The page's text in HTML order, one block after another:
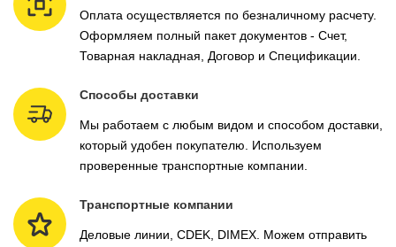
Оплата осуществляется по безналичному расчету.
Оформляем полный пакет документов - Счет,
Товарная накладная, Договор и Спецификации.
Способы доставки
Мы работаем с любым видом и способом доставки,
который удобен покупателю. Используем
проверенные транспортные компании.
Транспортные компании
Деловые линии, CDEK, DIMEX. Можем отправить